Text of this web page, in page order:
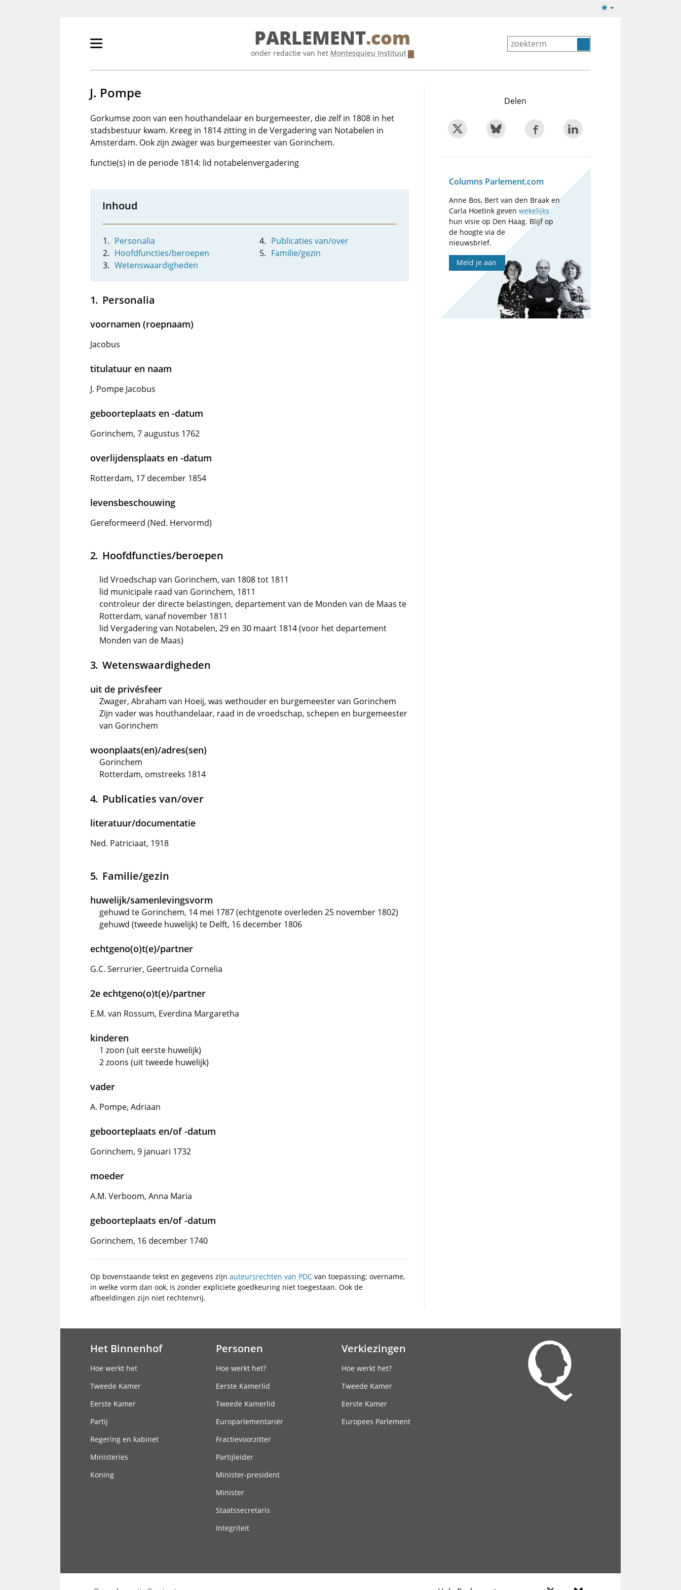
Lichte/donkere
Primair
tonen/verbergen
PARLEMENT.com
onder redactie van het Montesquieu Instituut
J. Pompe
Gorkumse zoon van een houthandelaar en burgemeester, die zelf in 1808 in het
stadsbestuur kwam. Kreeg in 1814 zitting in de Vergadering van Notabelen in
Amsterdam. Ook zijn zwager was burgemeester van Gorinchem.
functie(s) in de periode 1814: lid notabelenvergadering
Inhoud
Personalia
Hoofdfuncties/beroepen
Wetenswaardigheden
Publicaties van/over
Familie/gezin
Personalia
voornamen (roepnaam)
Jacobus
titulatuur en naam
J. Pompe Jacobus
geboorteplaats en -datum
Gorinchem, 7 augustus 1762
overlijdensplaats en -datum
Rotterdam, 17 december 1854
levensbeschouwing
Gereformeerd (Ned. Hervormd)
Hoofdfuncties/beroepen
lid Vroedschap van Gorinchem, van 1808 tot 1811
lid municipale raad van Gorinchem, 1811
controleur der directe belastingen, departement van de Monden van de Maas te
Rotterdam, vanaf november 1811
lid Vergadering van Notabelen, 29 en 30 maart 1814 (voor het departement
Monden van de Maas)
Wetenswaardigheden
uit de privésfeer
Zwager, Abraham van Hoeij, was wethouder en burgemeester van Gorinchem
Zijn vader was houthandelaar, raad in de vroedschap, schepen en burgemeester
van Gorinchem
woonplaats(en)/adres(sen)
Gorinchem
Rotterdam, omstreeks 1814
Publicaties van/over
literatuur/documentatie
Ned. Patriciaat, 1918
Familie/gezin
huwelijk/samenlevingsvorm
gehuwd te Gorinchem, 14 mei 1787 (echtgenote overleden 25 november 1802)
gehuwd (tweede huwelijk) te Delft, 16 december 1806
echtgeno(o)t(e)/partner
G.C. Serrurier, Geertruida Cornelia
2e echtgeno(o)t(e)/partner
E.M. van Rossum, Everdina Margaretha
kinderen
1 zoon (uit eerste huwelijk)
2 zoons (uit tweede huwelijk)
vader
A. Pompe, Adriaan
geboorteplaats en/of -datum
Gorinchem, 9 januari 1732
moeder
A.M. Verboom, Anna Maria
geboorteplaats en/of -datum
Gorinchem, 16 december 1740
Op bovenstaande tekst en gegevens zijn auteursrechten van PDC van toepassing; overname,
in welke vorm dan ook, is zonder expliciete goedkeuring niet toegestaan. Ook de
afbeeldingen zijn niet rechtenvrij.
Delen
Columns Parlement.com
Anne Bos, Bert van den Braak en
Carla Hoetink gevenwekelijks
hun visie op Den Haag. Blijf op
de hoogte via de
nieuwsbrief.
Meld je aan
Het Binnenhof
Hoe werkt het
Tweede Kamer
Eerste Kamer
Partij
Regering en kabinet
Ministeries
Koning
Personen
Hoe werkt het?
Eerste Kamerlid
Tweede Kamerlid
Europarlementariër
Fractievoorzitter
Partijleider
Minister-president
Minister
Staatssecretaris
Integriteit
Verkiezingen
Hoe werkt het?
Tweede Kamer
Eerste Kamer
Europees Parlement